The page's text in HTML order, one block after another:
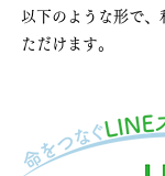
以下のような形で
ただけます。